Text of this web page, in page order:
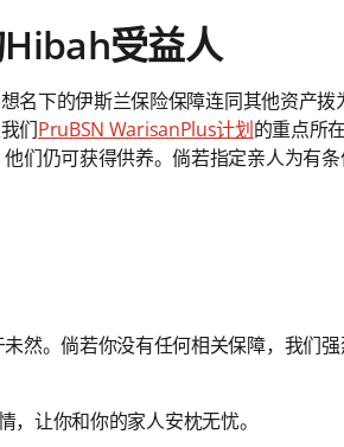
受益人
名下的伊斯兰保险保障连同其他资产
们PruBSN WarisanPlus计划的重点所
们仍可获得供养。倘若指定亲人为有
然。倘若你没有任何相关保障，我们
，让你和你的家人安枕无忧。